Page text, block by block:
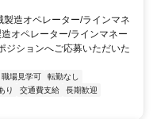
造オペレーター/ラインマネ
オペレーター/ラインマネー
ジションへご応募いただいた
職場見学可
転勤なし
り 交通費支給
長期歓迎